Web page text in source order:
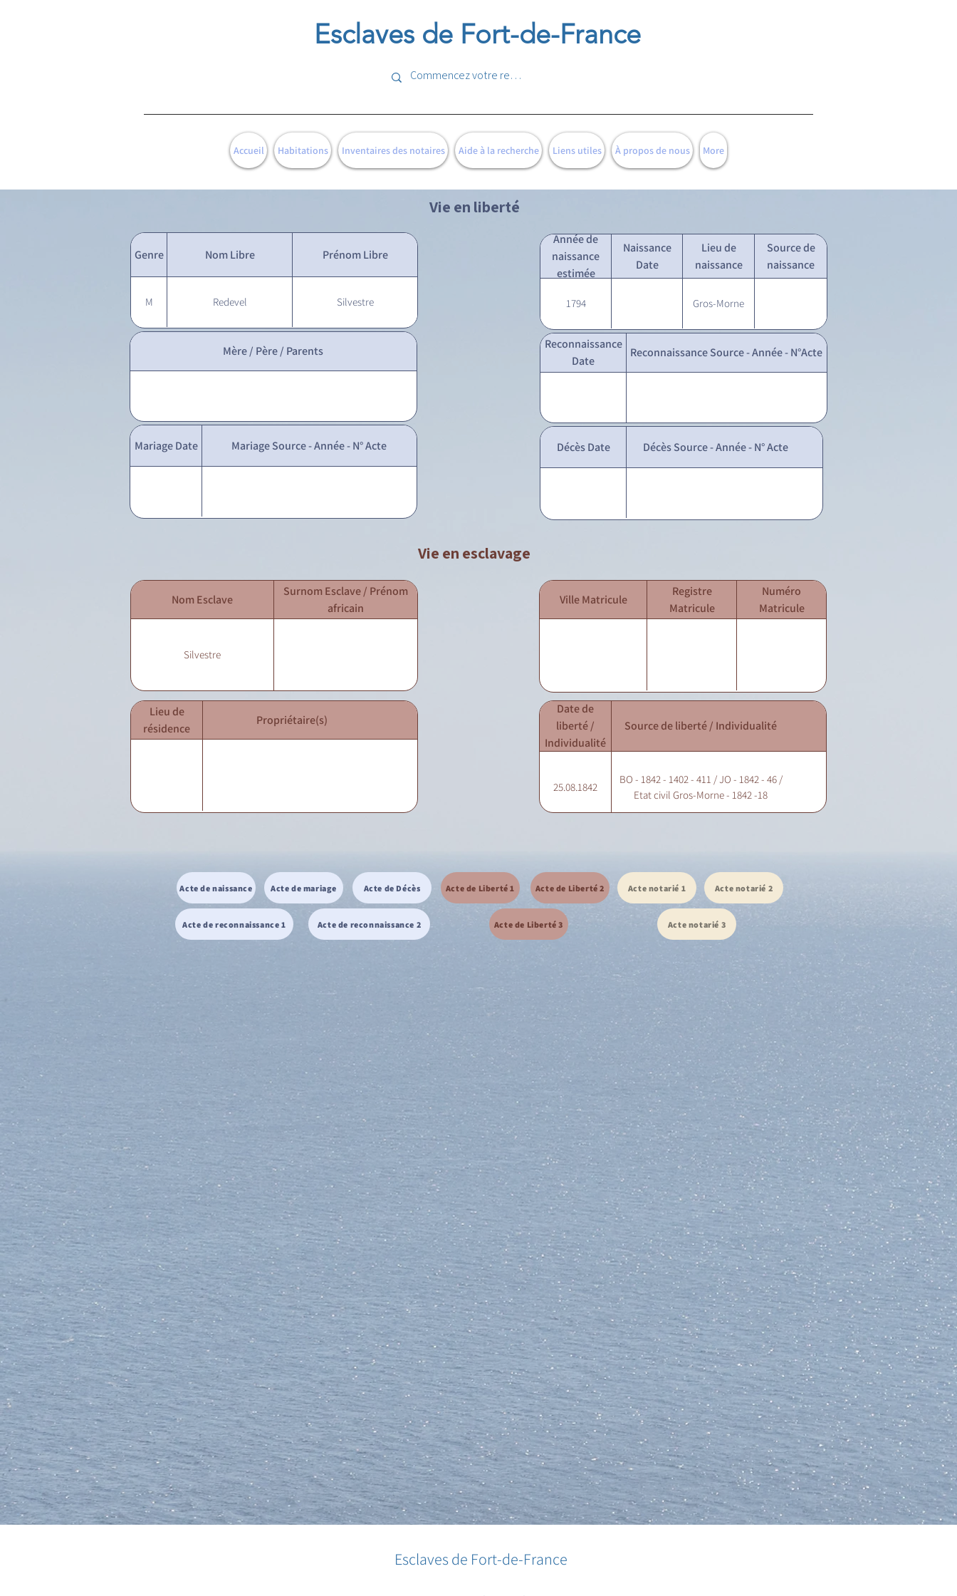
Esclaves de Fort-de-France
Accueil Habitations Inventaires des notaires Aide à la recherche Liens utiles À propos de nous More
Vie en liberté
Genre Nom Libre Prénom Libre
M Redevel Silvestre
Année de
naissance
estimée
Naissance
Date
Lieu de
naissance
Source de
naissance
1794 Gros-Morne
Mère / Père / Parents
Mariage Date Mariage Source - Année - N° Acte
Reconnaissance
Date
Reconnaissance Source - Année - N°Acte
Décès Date Décès Source - Année - N° Acte
Vie en esclavage
Nom Esclave
Surnom Esclave / Prénom
africain
Silvestre
Ville Matricule
Registre
Matricule
Numéro
Matricule
Lieu de
résidence
Propriétaire(s)
Date de
liberté /
Individualité
Source de liberté / Individualité
25.08.1842
BO - 1842 - 1402 - 411 / JO - 1842 - 46 /
Etat civil Gros-Morne - 1842 -18
Acte de naissance Acte de mariage Acte de Décès
Acte de reconnaissance 1 Acte de reconnaissance 2
Acte de Liberté 1 Acte de Liberté 2
Acte de Liberté 3
Acte notarié 1 Acte notarié 2
Acte notarié 3
Esclaves de Fort-de-France